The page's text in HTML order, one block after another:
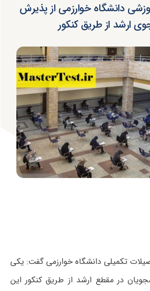
دانشگاه خوارزمی از پذیرش
ارشد از طریق کنکور
تکمیلی دانشگاه خوارزمی گفت: یکی
در مقطع ارشد از طریق کنکور این